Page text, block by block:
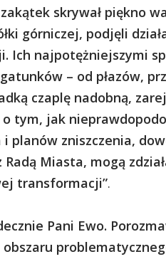
skrywał piękno
górniczej, podjęli
Ich najpotężniejszymi
– od płazów,
czaplę nadobną,
tym, jak
planów zniszczenia,
Radą Miasta, mogą
transformacji”.
Pani Ewo.
obszaru